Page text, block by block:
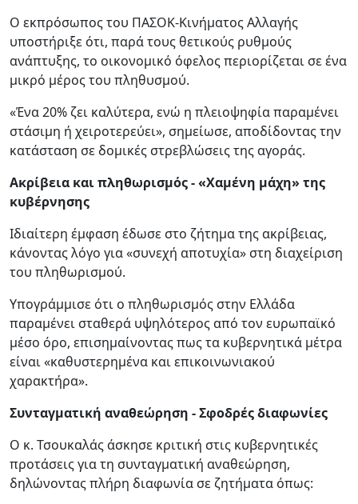
Ο εκπρόσωπος του ΠΑΣΟΚ-Κινήματος Αλλαγής
υποστήριξε ότι, παρά τους θετικούς ρυθμούς
ανάπτυξης, το οικονομικό όφελος περιορίζεται σε ένα
μικρό μέρος του πληθυσμού.
«Ένα 20% ζει καλύτερα, ενώ η πλειοψηφία παραμένει
στάσιμη ή χειροτερεύει», σημείωσε, αποδίδοντας την
κατάσταση σε δομικές στρεβλώσεις της αγοράς.
Ακρίβεια και πληθωρισμός - «Χαμένη μάχη» της
κυβέρνησης
Ιδιαίτερη έμφαση έδωσε στο ζήτημα της ακρίβειας,
κάνοντας λόγο για «συνεχή αποτυχία» στη διαχείριση
του πληθωρισμού.
Υπογράμμισε ότι ο πληθωρισμός στην Ελλάδα
παραμένει σταθερά υψηλότερος από τον ευρωπαϊκό
μέσο όρο, επισημαίνοντας πως τα κυβερνητικά μέτρα
είναι «καθυστερημένα και επικοινωνιακού
χαρακτήρα».
Συνταγματική αναθεώρηση - Σφοδρές διαφωνίες
Ο κ. Τσουκαλάς άσκησε κριτική στις κυβερνητικές
προτάσεις για τη συνταγματική αναθεώρηση,
δηλώνοντας πλήρη διαφωνία σε ζητήματα όπως: